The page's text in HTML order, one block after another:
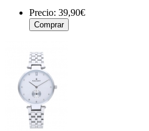
Precio: 39,90€